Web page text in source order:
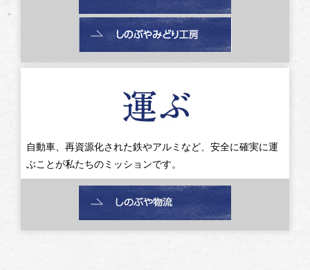
自動車、再資源化された鉄やアルミなど、安全に確実に運
ぶことが私たちのミッションです。